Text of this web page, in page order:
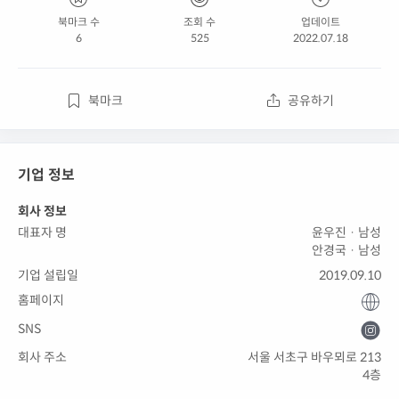
북마크 수
6
조회 수
525
업데이트
2022.07.18
북마크 공유하기
기업 정보
회사 정보
대표자 명
윤우진 · 남성
안경국 · 남성
기업 설립일
2019.09.10
홈페이지
SNS
회사 주소
서울 서초구 바우뫼로 213
4층